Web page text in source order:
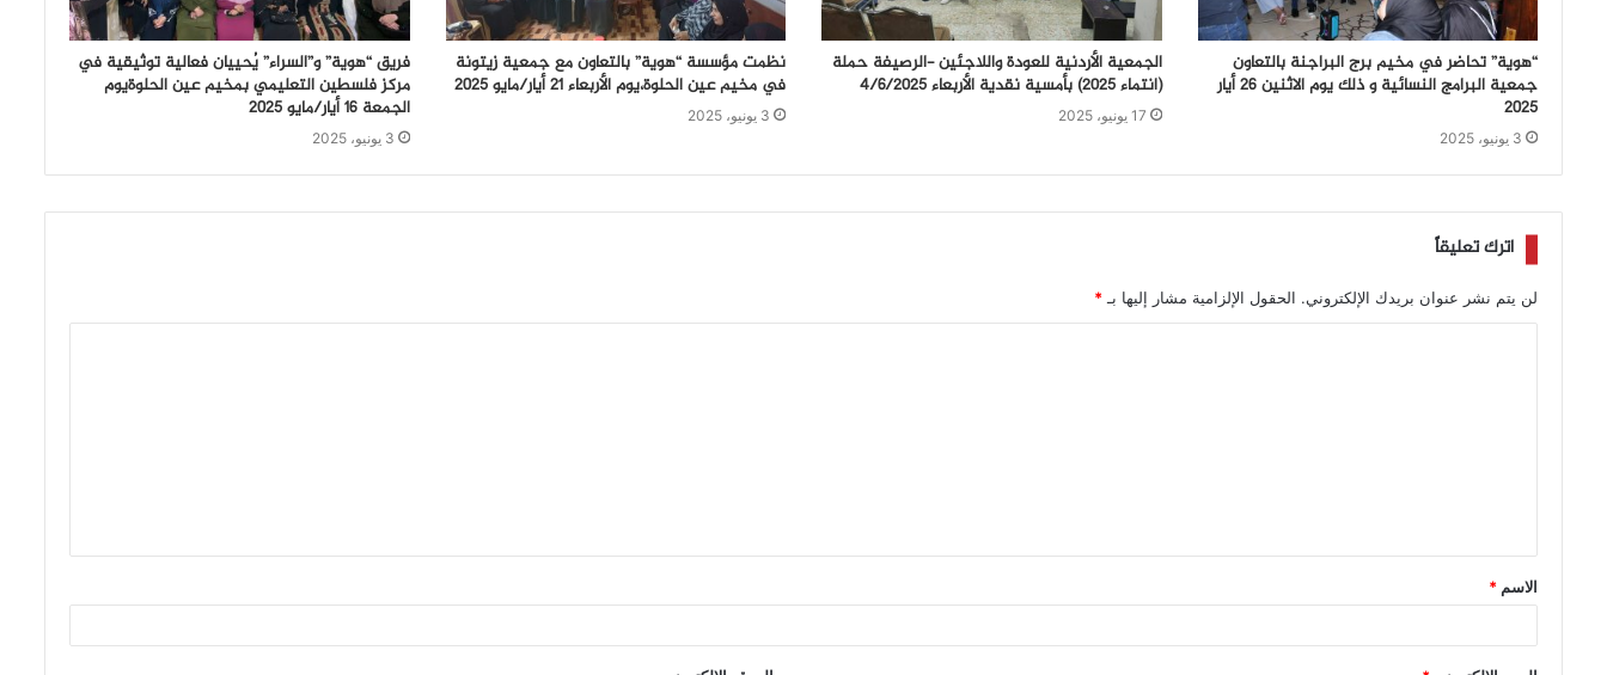
“هوية” تحاضر في مخيم برج البراجنة بالتعاون
جمعية البرامج النسائية و ذلك يوم الاثنين 26 أيار
2025
3 يونيو، 2025
الجمعية الأردنية للعودة واللاجئين -الرصيفة حملة
(انتماء ٢٠٢٥) بأمسية نقدية الأربعاء ٤/٦/٢٠٢٥
17 يونيو، 2025
نظمت مؤسسة “هوية” بالتعاون مع جمعية زيتونة
في مخيم عين الحلوة،يوم الأربعاء 21 أيار/مايو 2025
3 يونيو، 2025
فريق “هوية” و”السراء” يُحييان فعالية توثيقية في
مركز فلسطين التعليمي بمخيم عين الحلوةيوم
الجمعة 16 أيار/مايو 2025
3 يونيو، 2025
اترك تعليقاً
لن يتم نشر عنوان بريدك الإلكتروني. الحقول الإلزامية مشار إليها بـ*
الاسم *